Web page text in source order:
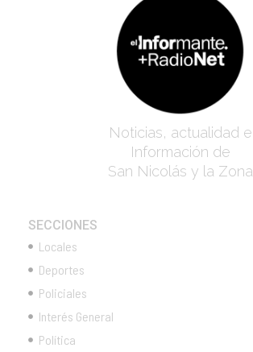
Noticias, actualidad e
Información de
San Nicolás y la Zona
SECCIONES
Locales
Deportes
Policiales
Interés General
Política